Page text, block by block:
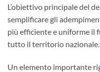
L’obiettivo principale del
semplificare gli
più efficiente e uniforme il
tutto il territorio nazionale.
Un elemento importante